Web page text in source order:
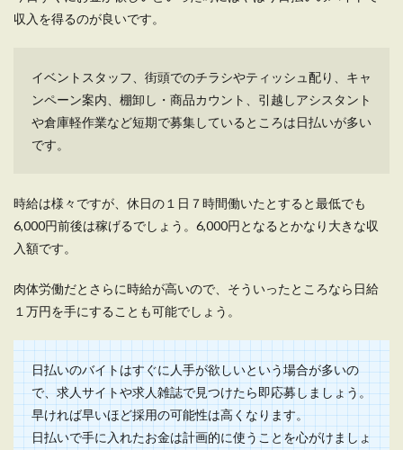
来るのか
一人暮らしをしている人達の中で、ご飯は外食に
一人暮らしの水道使用量の平均を理解
一人暮らしをしている人は、少しでも水道使用量
を減らして水道料金を安くしたいと考えるのでは
ネットをしない生活で得られるのはお
金と時間と心の余裕
収入を得るのが良いです。
イベントスタッフ、街頭でのチラシやティッシュ配り、キャ
ンペーン案内、棚卸し・商品カウント、引越しアシスタント
や倉庫軽作業など短期で募集しているところは日払いが多い
です。
時給は様々ですが、休日の１日７時間働いたとすると最低でも
6,000円前後は稼げるでしょう。6,000円となるとかなり大きな収
入額です。
肉体労働だとさらに時給が高いので、そういったところなら日給
１万円を手にすることも可能でしょう。
日払いのバイトはすぐに人手が欲しいという場合が多いの
で、求人サイトや求人雑誌で見つけたら即応募しましょう。
早ければ早いほど採用の可能性は高くなります。
日払いで手に入れたお金は計画的に使うことを心がけましょ